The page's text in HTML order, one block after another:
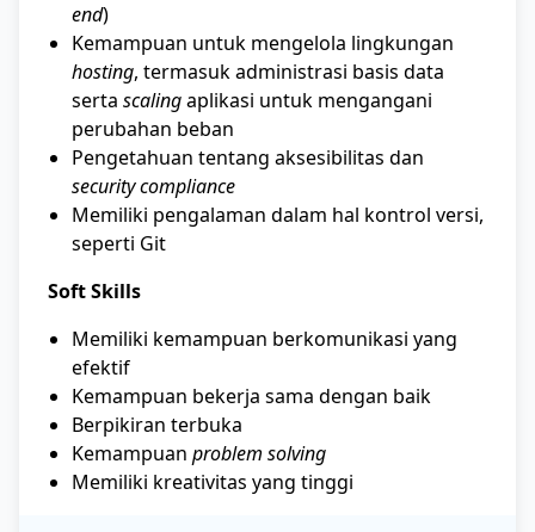
end)
Kemampuan untuk mengelola lingkungan
hosting, termasuk administrasi basis data
serta scalingaplikasi untuk mengangani
perubahan beban
Pengetahuan tentang aksesibilitas dan
security compliance
Memiliki pengalaman dalam hal kontrol versi,
seperti Git
Soft Skills
Memiliki kemampuan berkomunikasi yang
efektif
Kemampuan bekerja sama dengan baik
Berpikiran terbuka
Kemampuan problem solving
Memiliki kreativitas yang tinggi